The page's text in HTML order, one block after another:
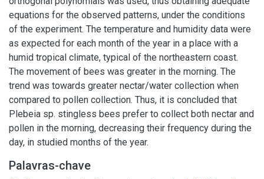
equations for the observed patterns, under the conditions
of the experiment. The temperature and humidity data were
as expected for each month of the year in a place with a
humid tropical climate, typical of the northeastern coast.
The movement of bees was greater in the morning. The
trend was towards greater nectar/water collection when
compared to pollen collection. Thus, it is concluded that
Plebeia sp. stingless bees prefer to collect both nectar and
pollen in the morning, decreasing their frequency during the
day, in studied months of the year.
Palavras-chave